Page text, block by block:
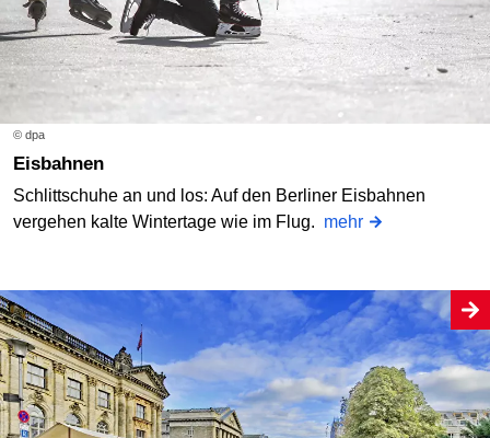
© dpa
Eisbahnen
Schlittschuhe an und los: Auf den Berliner Eisbahnen
vergehen kalte Wintertage wie im Flug. mehr